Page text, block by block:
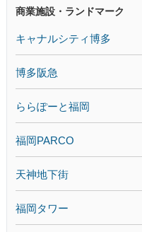
商業施設・ランドマーク
キャナルシティ博多
博多阪急
ららぽーと福岡
福岡PARCO
天神地下街
福岡タワー